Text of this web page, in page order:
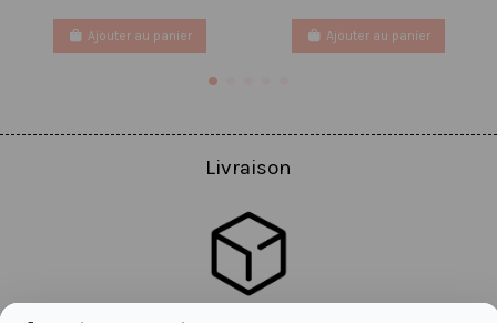
Ajouter au panier Ajouter au panier
Livraison